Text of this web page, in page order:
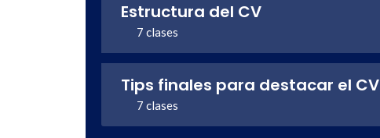
Estructura del CV
7 clases
Tips finales para destacar el CV
7 clases